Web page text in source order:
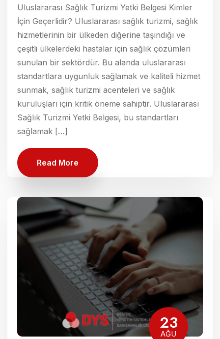
Uluslararası Sağlık Turizmi Yetki Belgesi Kimler
İçin Geçerlidir? Uluslararası sağlık turizmi, sağlık
hizmetlerinin bir ülkeden diğerine taşındığı ve
çeşitli ülkelerdeki hastalar için sağlık çözümleri
sunulan bir sektördür. Bu alanda uluslararası
standartlara uygunluk sağlamak ve kaliteli hizmet
sunmak, sağlık turizmi acenteleri ve sağlık
kuruluşları için kritik öneme sahiptir. Uluslararası
Sağlık Turizmi Yetki Belgesi, bu standartları
sağlamak […]
Read More
23
AĞU